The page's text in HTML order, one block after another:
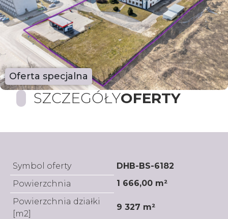
Oferta specjalna
SZCZEGÓŁYOFERTY
Symbol oferty
DHB-BS-6182
Powierzchnia
1 666,00 m²
Powierzchnia działki
[m2]
9 327 m²